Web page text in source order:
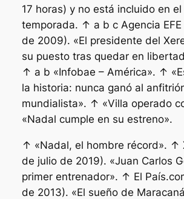
17 horas) y no está incluido en
temporada. ↑ a b c Agencia
de 2009). «El presidente del
su puesto tras quedar en
↑ a b «Infobae – América». ↑
la historia: nunca ganó al
mundialista». ↑ «Villa operado
«Nadal cumple en su estreno».
↑ «Nadal, el hombre récord». ↑
de julio de 2019). «Juan Carlos
primer entrenador». ↑ El
de 2013). «El sueño de